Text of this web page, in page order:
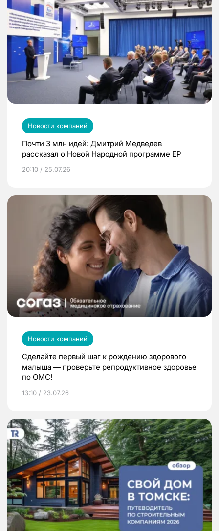
Новости компаний
Почти 3 млн идей: Дмитрий Медведев
рассказал о Новой Народной программе ЕР
20:10 / 25.07.26
Новости компаний
Сделайте первый шаг к рождению здорового
малыша — проверьте репродуктивное здоровье
по ОМС!
13:10 / 23.07.26